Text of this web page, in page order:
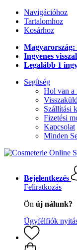
Navigációhoz
Tartalomhoz
Kosárhoz
Magyarország:
Ingyenes
Legalább 1
Segítség
Hol van a
Szállítási
Fizetési
Kapcsolat
Minden
Bejelentkezés
Feliratkozás
Ön új nálunk?
Ügyfélfiók